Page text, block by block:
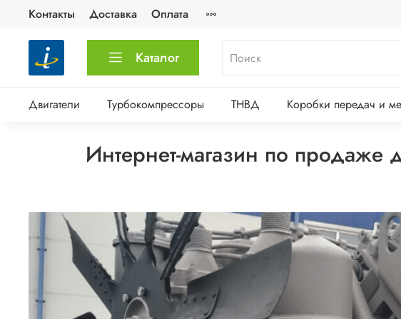
Контакты Доставка Оплата
Каталог
Двигатели Турбокомпрессоры ТНВД Коробки передач и
Интернет-магазин по продаже